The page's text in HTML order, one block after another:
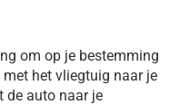
om op je bestemming
het vliegtuig naar je
de auto naar je